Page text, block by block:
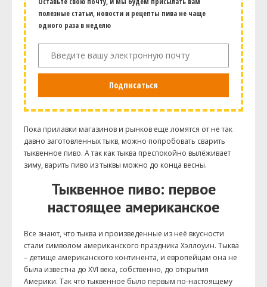
полезные статьи, новости и рецепты пива не чаще
одного раза в неделю
Подписаться
Пока прилавки магазинов и рынков еще ломятся от не так
давно заготовленных тыкв, можно попробовать сварить
тыквенное пиво. А так как тыква преспокойно вылёживает
зиму, варить пиво из тыквы можно до конца весны.
Тыквенное пиво: первое
настоящее американское
Все знают, что тыква и произведенные из неё вкусности
стали символом американского праздника Хэллоуин. Тыква
– детище американского континента, и европейцам она не
была известна до XVI века, собственно, до открытия
Америки. Так что тыквенное было первым по-настоящему